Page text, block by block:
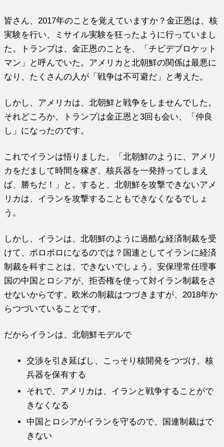
皆さん、2017年のことを覚えていますか？金正恩は、核
実験を行い、ミサイル実験を狂ったように行っていまし
た。トランプは、金正恩のことを、「チビデブロケット
マン」と呼んでいた。アメリカと北朝鮮の関係は最悪に
なり、たくさんの人が「戦争は不可避だ」と考えた。
しかし、アメリカは、北朝鮮と戦争をしませんでした。
それどころか、トランプは金正恩と3回も会い、「仲良
し」になったのです。
これでイランは悟りました。「北朝鮮のように、アメリ
カをだまして時間を稼ぎ、核兵器を一発持ってしまえ
ば、勝ちだ！」と。すると、北朝鮮を攻撃できないアメ
リカは、イランを攻撃することもできなくなるでしょ
う。
しかし、イランは、北朝鮮のように過酷な経済制裁を受
けて、ボロボロになるのでは？国連としてイランに経済
制裁を科すことは、できないでしょう。安保理常任理事
国の中国とロシアが、拒否権を使って対イラン制裁をさ
せないからです。欧米の制裁はつづきますが、2018年か
らつづいていることです。
だからイランは、北朝鮮モデルで
交渉を引き延ばし、こっそり核開発をつづけ、核
兵器を保有する
それで、アメリカは、イランと戦争することがで
きなくなる
中国とロシアがイランを守るので、国連制裁はで
きない